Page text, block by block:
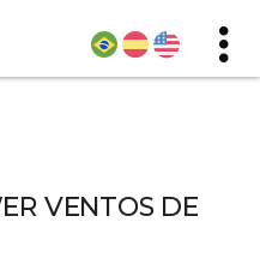
VENTOS DE